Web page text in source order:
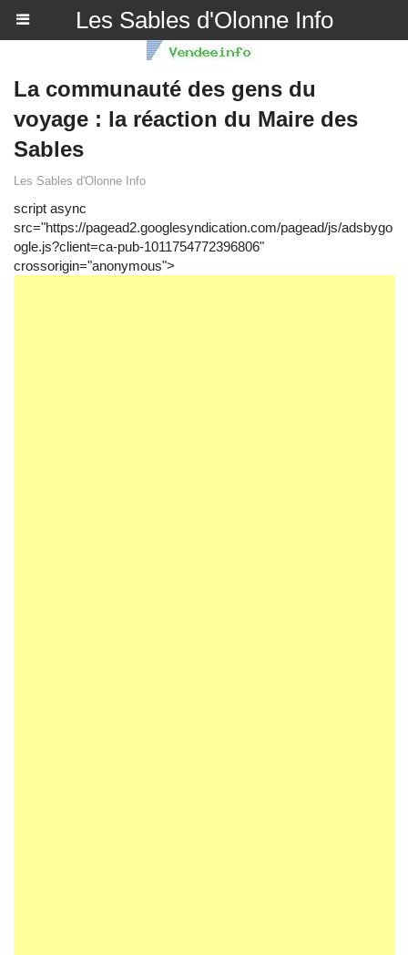
Les Sables d'Olonne Info
La communauté des gens du
voyage : la réaction du Maire des
Sables
Les Sables d'Olonne Info
script async
src="https://pagead2.googlesyndication.com/pagead/js/adsbygo
ogle.js?client=ca-pub-1011754772396806"
crossorigin="anonymous">